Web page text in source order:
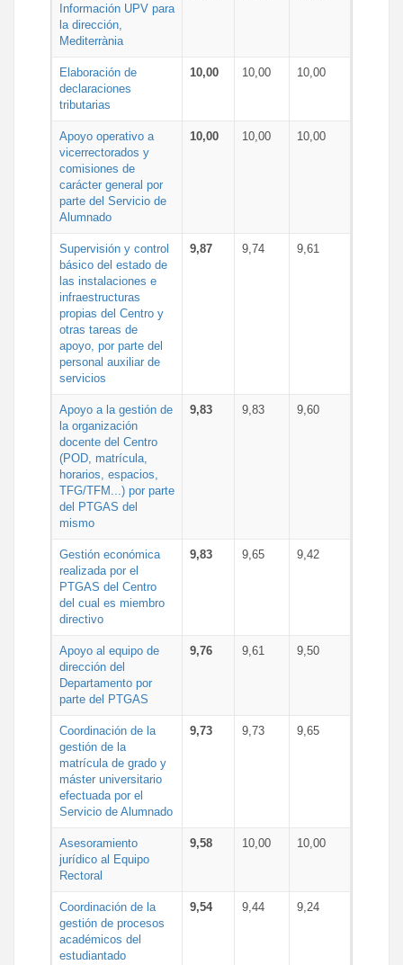
Información UPV para
la dirección,
Mediterrània
Elaboración de
declaraciones
tributarias
10,00 10,00 10,00
Apoyo operativo a
vicerrectorados y
comisiones de
carácter general por
parte del Servicio de
Alumnado
10,00 10,00 10,00
Supervisión y control
básico del estado de
las instalaciones e
infraestructuras
propias del Centro y
otras tareas de
apoyo, por parte del
personal auxiliar de
servicios
9,87 9,74 9,61
Apoyo a la gestión de
la organización
docente del Centro
(POD, matrícula,
horarios, espacios,
TFG/TFM...) por parte
del PTGAS del
mismo
9,83 9,83 9,60
Gestión económica
realizada por el
PTGAS del Centro
del cual es miembro
directivo
9,83 9,65 9,42
Apoyo al equipo de
dirección del
Departamento por
parte del PTGAS
9,76 9,61 9,50
Coordinación de la
gestión de la
matrícula de grado y
máster universitario
efectuada por el
Servicio de Alumnado
9,73 9,73 9,65
Asesoramiento
jurídico al Equipo
Rectoral
9,58 10,00 10,00
Coordinación de la
gestión de procesos
académicos del
estudiantado
9,54 9,44 9,24